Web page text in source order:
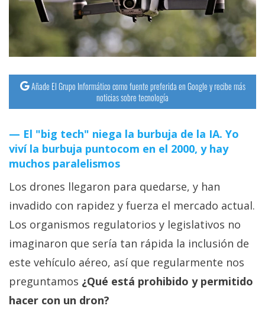
Operadores
Trucos
Tutoriales
Ciberseguridad
Sistemas
operativos
Profesional
+
temas
Añade El Grupo Informático como fuente preferida en Google y recibe más
noticias sobre tecnología
El "big tech" niega la burbuja de la IA. Yo
viví la burbuja puntocom en el 2000, y hay
muchos paralelismos
Los drones llegaron para quedarse, y han
invadido con rapidez y fuerza el mercado actual.
Los organismos regulatorios y legislativos no
imaginaron que sería tan rápida la inclusión de
este vehículo aéreo, así que regularmente nos
preguntamos ¿Qué está prohibido y permitido
hacer con un dron?